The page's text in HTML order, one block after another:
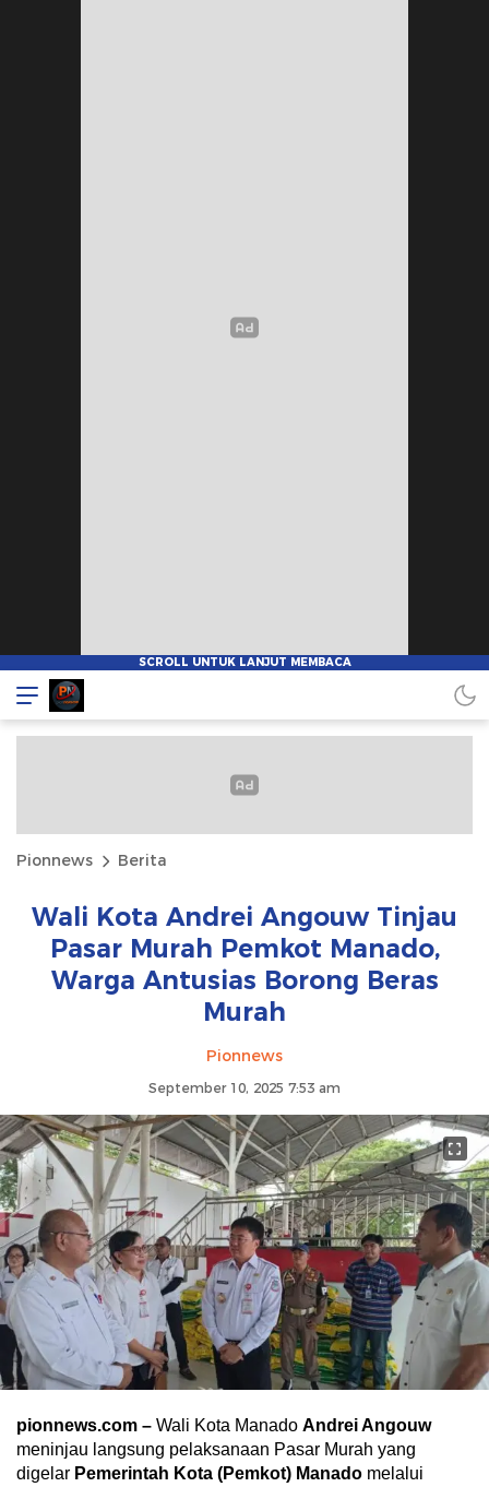
Pionnews Berita
Wali Kota Andrei Angouw Tinjau
Pasar Murah Pemkot Manado,
Warga Antusias Borong Beras
Murah
Pionnews
September 10, 2025 7:53 am
pionnews.com – Wali Kota Manado Andrei Angouw
meninjau langsung pelaksanaan Pasar Murah yang
digelar Pemerintah Kota (Pemkot) Manado melalui